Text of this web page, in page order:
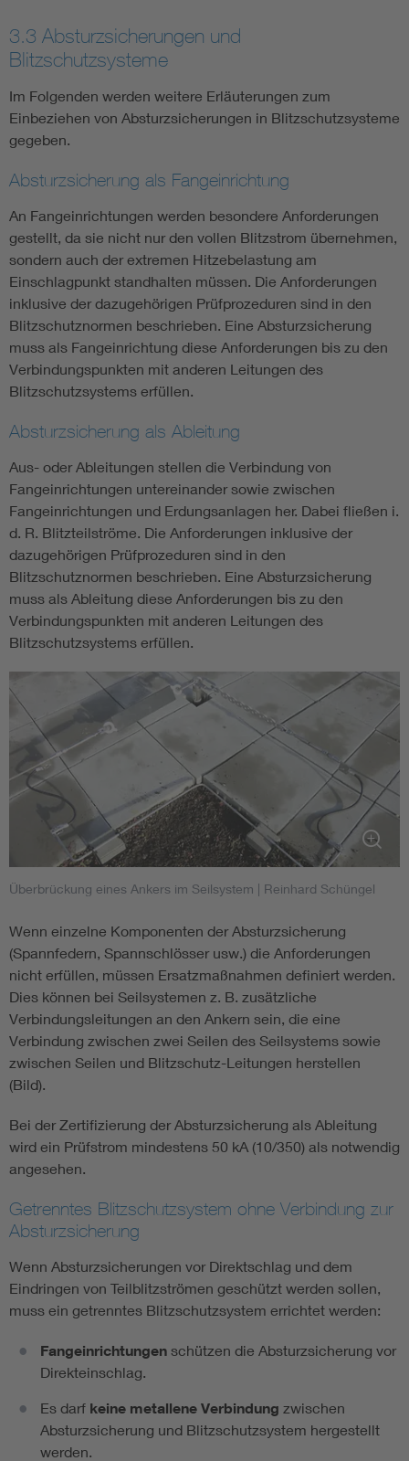
3.3 Absturzsicherungen und
Blitzschutzsysteme
Im Folgenden werden weitere Erläuterungen zum
Einbeziehen von Absturzsicherungen in Blitzschutzsysteme
gegeben.
Absturzsicherung als Fangeinrichtung
An Fangeinrichtungen werden besondere Anforderungen
gestellt, da sie nicht nur den vollen Blitzstrom übernehmen,
sondern auch der extremen Hitzebelastung am
Einschlagpunkt standhalten müssen. Die Anforderungen
inklusive der dazugehörigen Prüfprozeduren sind in den
Blitzschutznormen beschrieben. Eine Absturzsicherung
muss als Fangeinrichtung diese Anforderungen bis zu den
Verbindungspunkten mit anderen Leitungen des
Blitzschutzsystems erfüllen.
Absturzsicherung als Ableitung
Aus- oder Ableitungen stellen die Verbindung von
Fangeinrichtungen untereinander sowie zwischen
Fangeinrichtungen und Erdungsanlagen her. Dabei fließen i.
d. R. Blitzteilströme. Die Anforderungen inklusive der
dazugehörigen Prüfprozeduren sind in den
Blitzschutznormen beschrieben. Eine Absturzsicherung
muss als Ableitung diese Anforderungen bis zu den
Verbindungspunkten mit anderen Leitungen des
Blitzschutzsystems erfüllen.
Überbrückung eines Ankers im Seilsystem | Reinhard Schüngel
Wenn einzelne Komponenten der Absturzsicherung
(Spannfedern, Spannschlösser usw.) die Anforderungen
nicht erfüllen, müssen Ersatzmaßnahmen definiert werden.
Dies können bei Seilsystemen z. B. zusätzliche
Verbindungsleitungen an den Ankern sein, die eine
Verbindung zwischen zwei Seilen des Seilsystems sowie
zwischen Seilen und Blitzschutz-Leitungen herstellen
(Bild).
Bei der Zertifizierung der Absturzsicherung als Ableitung
wird ein Prüfstrom mindestens 50 kA (10/350) als notwendig
angesehen.
Getrenntes Blitzschutzsystem ohne Verbindung zur
Absturzsicherung
Wenn Absturzsicherungen vor Direktschlag und dem
Eindringen von Teilblitzströmen geschützt werden sollen,
muss ein getrenntes Blitzschutzsystem errichtet werden:
Fangeinrichtungen schützen die Absturzsicherung vor
Direkteinschlag.
Es darf keine metallene Verbindung zwischen
Absturzsicherung und Blitzschutzsystem hergestellt
werden.